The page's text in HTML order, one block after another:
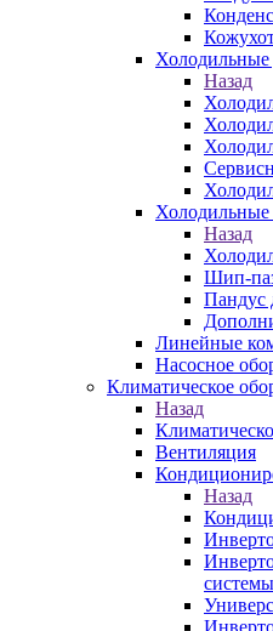
Холодильные
Назад
Назад
Шип-
Пандус
Линейные
Насосное
Климатическое
Назад
Вентиляция
Назад
системы